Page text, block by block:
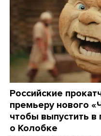
Российские
премьеру нового
чтобы выпустить в
о Колобке